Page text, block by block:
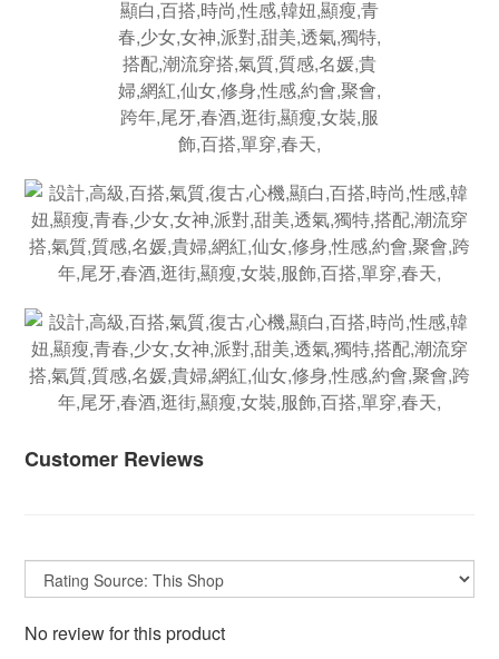
Customer Reviews
No review for this product